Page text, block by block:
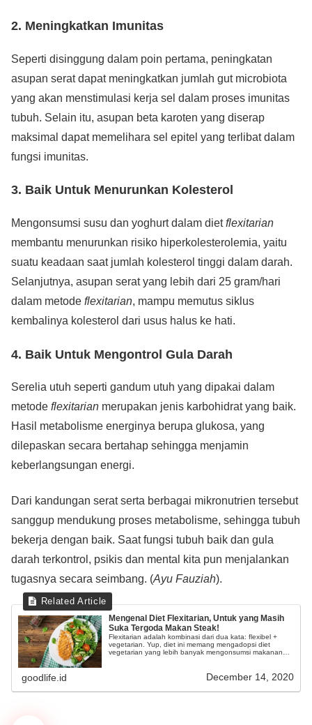
2. Meningkatkan Imunitas
Seperti disinggung dalam poin pertama, peningkatan
asupan serat dapat meningkatkan jumlah gut microbiota
yang akan menstimulasi kerja sel dalam proses imunitas
tubuh. Selain itu, asupan beta karoten yang diserap
maksimal dapat memelihara sel epitel yang terlibat dalam
fungsi imunitas.
3. Baik Untuk Menurunkan Kolesterol
Mengonsumsi susu dan yoghurt dalam dietflexitarian
membantu menurunkan risiko hiperkolesterolemia, yaitu
suatu keadaan saat jumlah kolesterol tinggi dalam darah.
Selanjutnya, asupan serat yang lebih dari 25 gram/hari
dalam metode flexitarian, mampu memutus siklus
kembalinya kolesterol dari usus halus ke hati.
4. Baik Untuk Mengontrol Gula Darah
Serelia utuh seperti gandum utuh yang dipakai dalam
metode flexitarian merupakan jenis karbohidrat yang baik.
Hasil metabolisme energinya berupa glukosa, yang
dilepaskan secara bertahap sehingga menjamin
keberlangsungan energi.
Dari kandungan serat serta berbagai mikronutrien tersebut
sanggup mendukung proses metabolisme, sehingga tubuh
bekerja dengan baik. Saat fungsi tubuh baik dan gula
darah terkontrol, psikis dan mental kita pun menjalankan
tugasnya secara seimbang. (Ayu Fauziah).
Mengenal Diet Flexitarian, Untuk yang Masih
Suka Tergoda Makan Steak!
Flexitarian adalah kombinasi dari dua kata: flexibel +
vegetarian. Yup, diet ini memang mengadopsi diet
vegetarian yang lebih banyak mengonsumsi makanan
goodlife.id December 14, 2020